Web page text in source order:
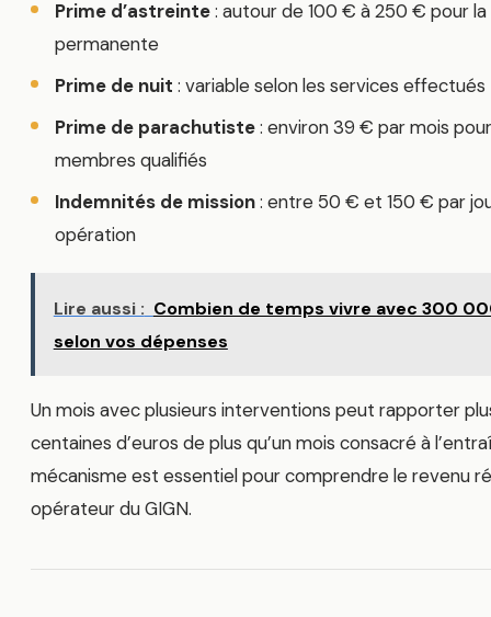
Prime d’astreinte: autour de 100 € à 250 € pour
permanente
Prime de nuit : variable selon les services effectués
Prime de parachutiste: environ 39 € par mois
membres qualifiés
Indemnités de mission: entre 50 € et 150 € par
opération
Lire aussi : Combien de temps vivre avec 300
selon vos dépenses
Un mois avec plusieurs interventions peut rapporter
centaines d’euros de plus qu’un mois consacré à
mécanisme est essentiel pour comprendre le revenu
opérateur du GIGN.